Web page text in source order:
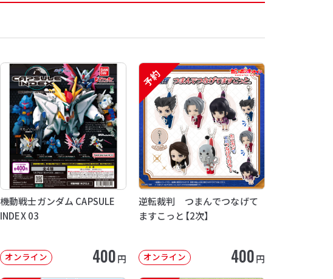
機動戦士ガンダム CAPSULE
INDEX 03
オンライン 400円
予約
逆転裁判 つまんでつなげて
ますこっと【2次】
オンライン 400円